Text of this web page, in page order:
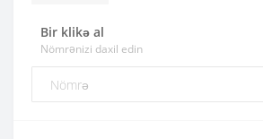
Bir klikə al
Nömrənizi daxil edin